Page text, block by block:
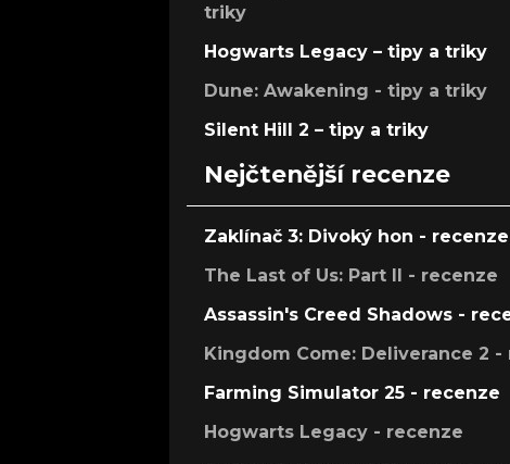
triky
Hogwarts Legacy – tipy a triky
Dune: Awakening - tipy a triky
Silent Hill 2 – tipy a triky
Nejčtenější recenze
Zaklínač 3: Divoký hon - recenze
The Last of Us: Part II - recenze
Assassin's Creed Shadows -
Kingdom Come: Deliverance 2 -
Farming Simulator 25 - recenze
Hogwarts Legacy - recenze